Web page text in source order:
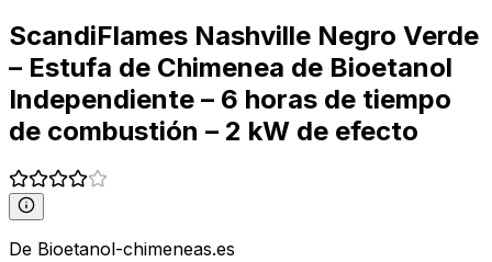
ScandiFlames Nashville Negro Verde
– Estufa de Chimenea de Bioetanol
Independiente – 6 horas de tiempo
de combustión – 2 kW de efecto
De Bioetanol-chimeneas.es